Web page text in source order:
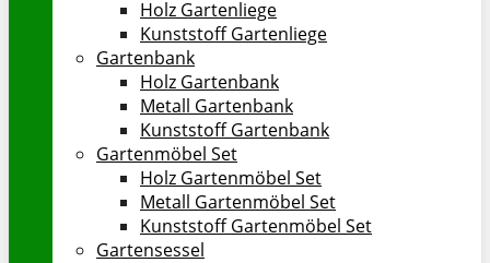
Holz Gartenliege
Kunststoff Gartenliege
Gartenbank
Holz Gartenbank
Metall Gartenbank
Kunststoff Gartenbank
Gartenmöbel Set
Holz Gartenmöbel Set
Metall Gartenmöbel Set
Kunststoff Gartenmöbel Set
Gartensessel